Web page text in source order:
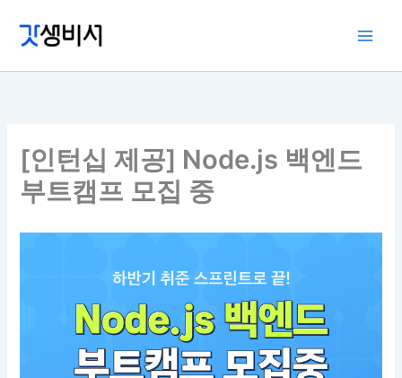
로
[인턴십 제공] Node.js 백엔드
부트캠프 모집 중